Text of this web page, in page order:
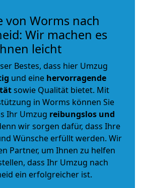
von Worms nach
Wir machen es
leicht
Bestes, dass hier Umzug
und eine hervorragende
sowie Qualität bietet. Mit
in Worms können Sie
Ihr Umzug reibungslos und
wir sorgen dafür, dass Ihre
Wünsche erfüllt werden. Wir
Partner, um Ihnen zu helfen
dass Ihr Umzug nach
ein erfolgreicher ist.